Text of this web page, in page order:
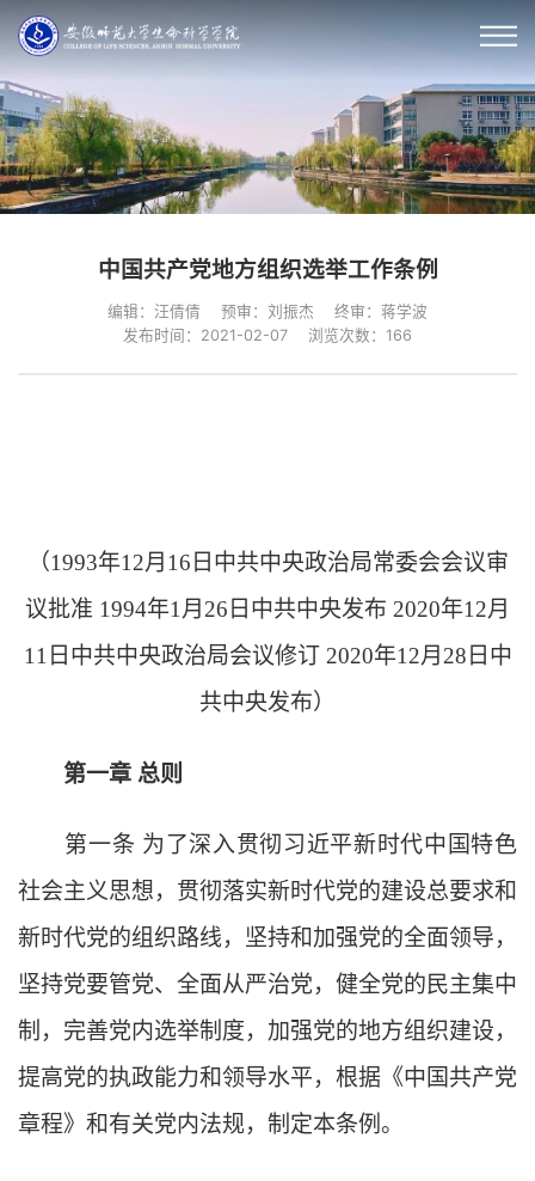
中国共产党地方组织选举工作条例
编辑：汪倩倩 预审：刘振杰
终审：蒋学波
发布时间：2021-02-07
浏览次数： 166
（1993年12月16日中共中央政治局常委会会议审
议批准 1994年1月26日中共中央发布 2020年12月
11日中共中央政治局会议修订 2020年12月28日中
共中央发布）
第一章 总则
第一条 为了深入贯彻习近平新时代中国特色
社会主义思想，贯彻落实新时代党的建设总要求和
新时代党的组织路线，坚持和加强党的全面领导，
坚持党要管党、全面从严治党，健全党的民主集中
制，完善党内选举制度，加强党的地方组织建设，
提高党的执政能力和领导水平，根据《中国共产党
章程》和有关党内法规，制定本条例。